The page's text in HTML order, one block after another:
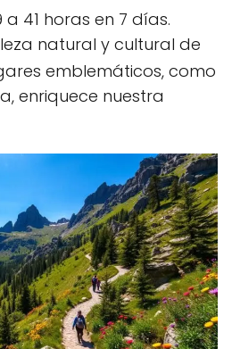
41 horas en 7 días.
natural y cultural de
emblemáticos, como
enriquece nuestra